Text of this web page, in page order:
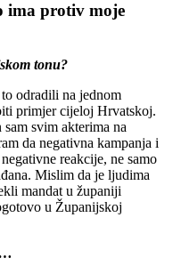
ima protiv moje
tonu?
odradili na jednom
primjer cijeloj Hrvatskoj.
svim akterima na
da negativna kampanja i
reakcije, ne samo
Mislim da je ljudima
mandat u županiji
u Županijskoj